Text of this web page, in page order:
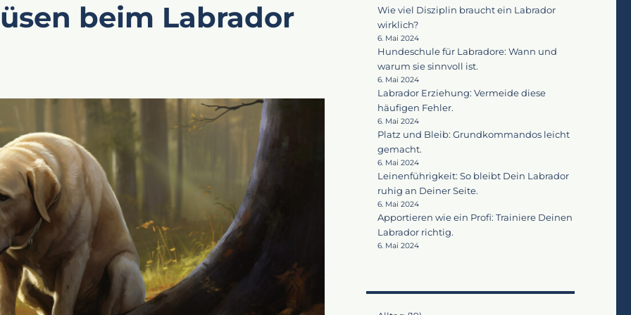
beim Labrador
Wie viel Disziplin braucht ein Labrador
wirklich?
6. Mai 2024
Hundeschule für Labradore: Wann und
warum sie sinnvoll ist.
6. Mai 2024
Labrador Erziehung: Vermeide diese
häufigen Fehler.
6. Mai 2024
Platz und Bleib: Grundkommandos leicht
gemacht.
6. Mai 2024
Leinenführigkeit: So bleibt Dein Labrador
ruhig an Deiner Seite.
6. Mai 2024
Apportieren wie ein Profi: Trainiere Deinen
Labrador richtig.
6. Mai 2024